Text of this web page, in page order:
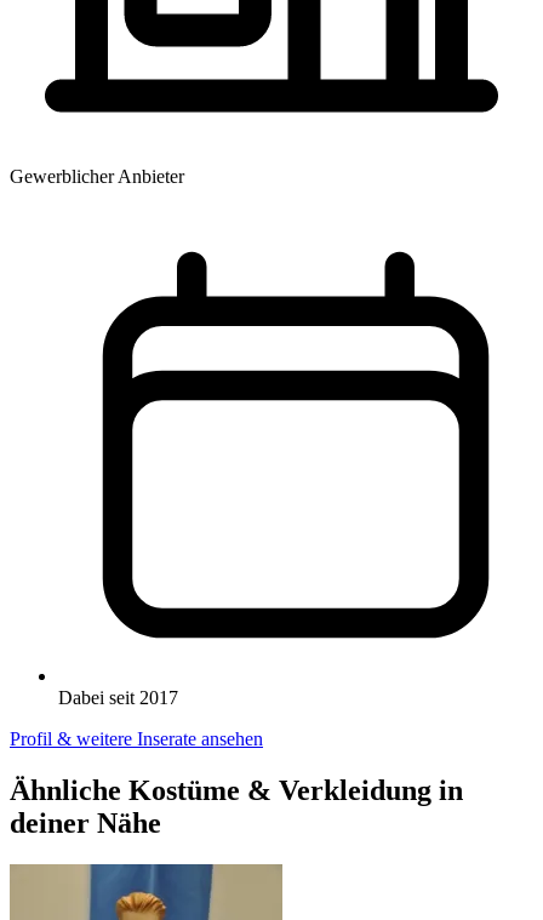
Gewerblicher Anbieter
Dabei seit 2017
Profil & weitere Inserate ansehen
Ähnliche Kostüme & Verkleidung in
deiner Nähe